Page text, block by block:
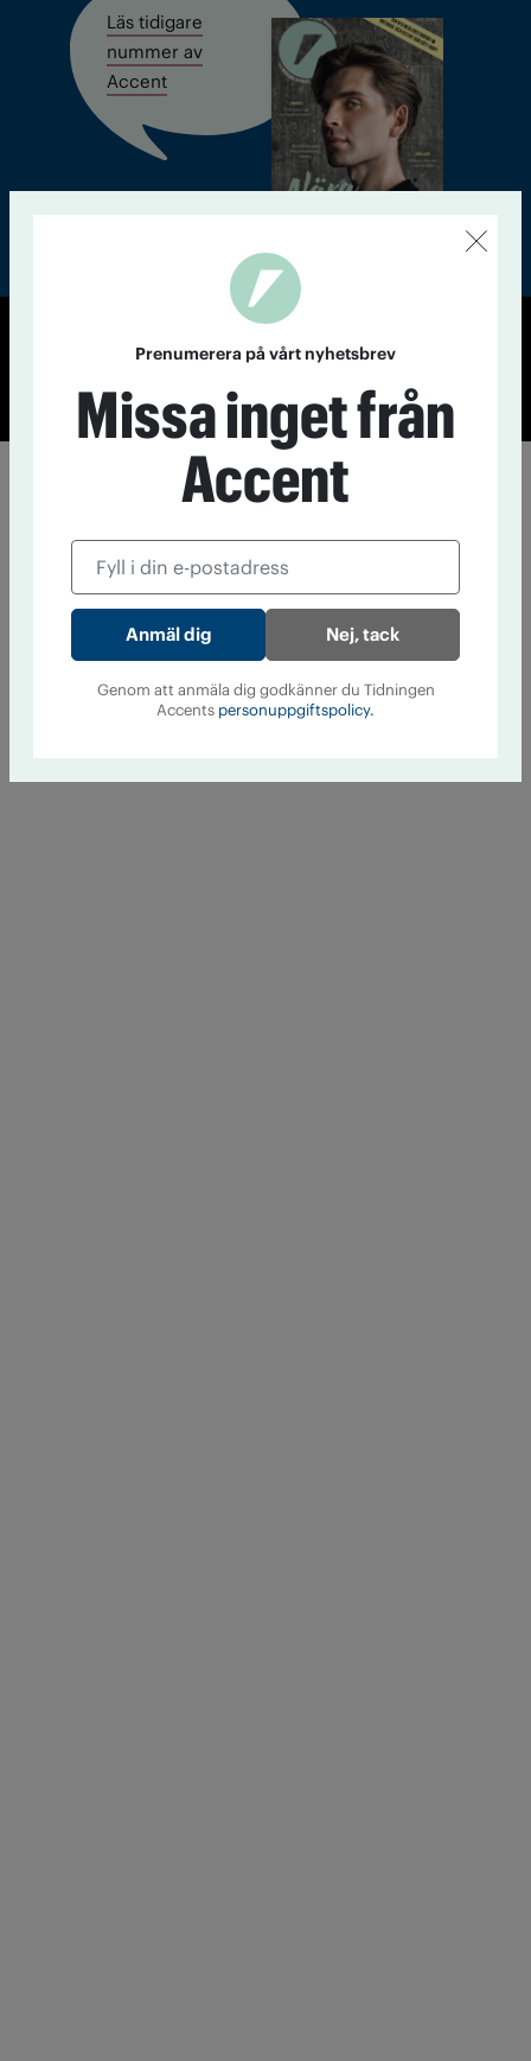
Läs tidigare
nummer av
Accent
© Tidningen Accent 2026
Prenumerera på vårt nyhetsbrev
Missa inget från
Accent
Nej, tack
Genom att anmäla dig godkänner du Tidningen
Accents personuppgiftspolicy.